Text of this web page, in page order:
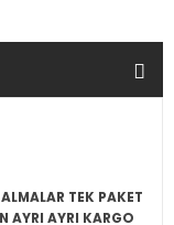
TEK PAKET
AYRI AYRI KARGO